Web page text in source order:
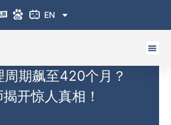
EN
周期飙至420个月？
开惊人真相！